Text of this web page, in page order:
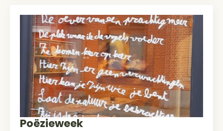
Poëzieweek